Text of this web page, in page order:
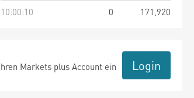
10:00:10
0 171,920
Markets plus Account ein Login